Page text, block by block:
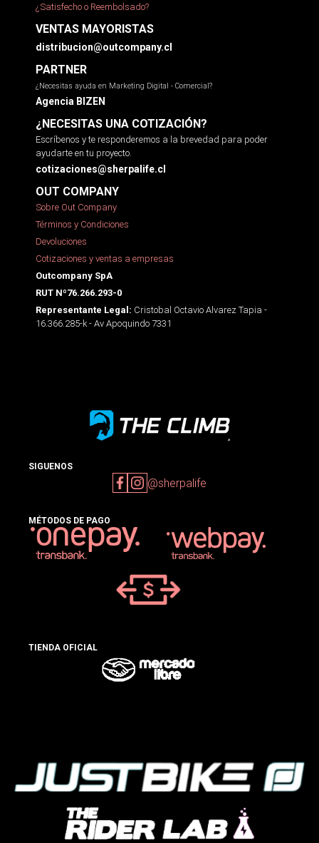
¿Satisfecho o Reembolsado?
VENTAS MAYORISTAS
distribucion@outcompany.cl
PARTNER
¿Necesitas ayuda en Marketing Digital - Comercial?
Agencia BIZEN
¿NECESITAS UNA COTIZACIÓN?
Escríbenos y te responderemos a la brevedad para poder
ayudarte en tu proyecto.
cotizaciones@sherpalife.cl
OUT COMPANY
Sobre Out Company
Términos y Condiciones
Devoluciones
Cotizaciones y ventas a empresas
Outcompany SpA
RUT Nº76.266.293-0
Representante Legal: Cristobal Octavio Alvarez Tapia -
16.366.285-k - Av Apoquindo 7331
SIGUENOS
@sherpalife
MÉTODOS DE PAGO
TIENDA OFICIAL